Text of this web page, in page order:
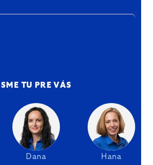
SME TU PRE VÁS
Dana Hana